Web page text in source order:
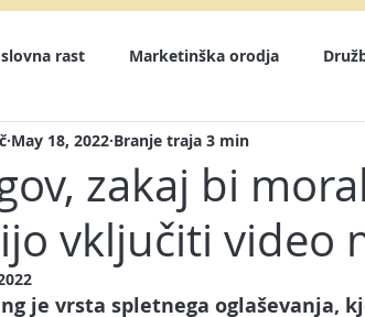
rast Marketinška orodja
LInkedIn Instagram
Prodaja Pisanje zgodb E-mail
zakaj bi
vključiti video
May 18, 2022 Branje traja 3 min
je vrsta spletnega oglaševanja,